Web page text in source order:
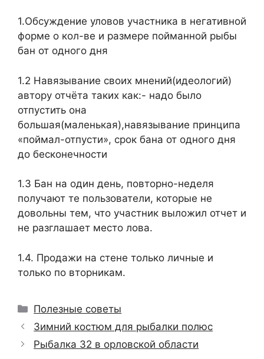
1.Обсуждение уловов участника в негативной
форме о кол-ве и размере пойманной рыбы
бан от одного дня
1.2 Навязывание своих мнений(идеологий)
автору отчёта таких как:- надо было
отпустить она
большая(маленькая),навязывание принципа
«поймал-отпусти», срок бана от одного дня
до бесконечности
1.3 Бан на один день, повторно-неделя
получают те пользователи, которые не
довольны тем, что участник выложил отчет и
не разглашает место лова.
1.4. Продажи на стене только личные и
только по вторникам.
Рубрики
Полезные советы
Зимний костюм для рыбалки полюс
Рыбалка 32 в орловской области